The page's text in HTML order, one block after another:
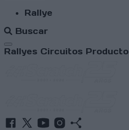
Rallye
Buscar
Abrir menú
Rallyes Circuitos Producto